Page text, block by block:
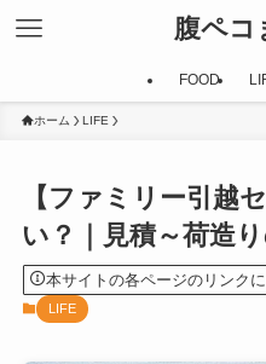
腹ペコ
FOOD
ホーム LIFE
【ファミリー引越
い？｜見積～荷造
本サイトの各ページのリンク
LIFE